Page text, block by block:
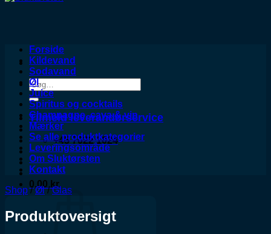
Søg
efter:
Tilmeld leverandørservice
+45 7022 1024
0,00 kr.
Forside
Kildevand
Sodavand
Øl
Juice
Spiritus og cocktails
Champagne, cava & vin
Mærker
Se alle produktkategorier
Leveringsområde
Om Sluktørsten
Kontakt
Shop / Øl / Glas
Produktoversigt